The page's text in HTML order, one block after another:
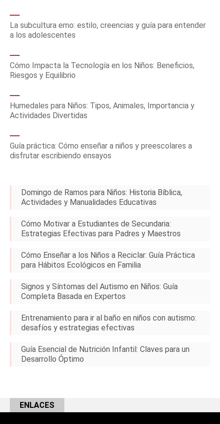
La subcultura emo: estilo, creencias y guía para entender
a los adolescentes
Cómo Impacta la Tecnología en los Niños: Beneficios,
Riesgos y Equilibrio
Humedales para Niños: Tipos, Animales, Importancia y
Actividades Divertidas
Guía práctica: Cómo enseñar a niños y preescolares a
disfrutar escribiendo ensayos
Domingo de Ramos para Niños: Historia Bíblica,
Actividades y Manualidades Educativas
Cómo Motivar a Estudiantes de Secundaria:
Estrategias Efectivas para Padres y Maestros
Cómo Enseñar a los Niños a Reciclar: Guía Práctica
para Hábitos Ecológicos en Familia
Signos y Síntomas del Autismo en Niños: Guía
Completa Basada en Expertos
Entrenamiento para ir al baño en niños con autismo:
desafíos y estrategias efectivas
Guía Esencial de Nutrición Infantil: Claves para un
Desarrollo Óptimo
ENLACES